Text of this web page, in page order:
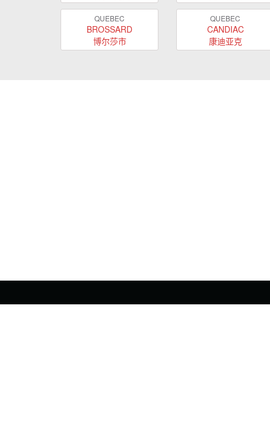
QUEBEC
BROSSARD
博尔莎市
QUEBEC
CANDIAC
康迪亚克